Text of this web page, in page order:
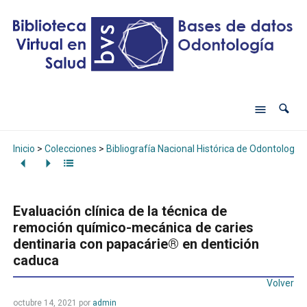
Inicio > Colecciones > Bibliografía Nacional Histórica de Odontología
Evaluación clínica de la técnica de
remoción químico-mecánica de caries
dentinaria con papacárie® en dentición
caduca
Volver
octubre 14, 2021 por admin